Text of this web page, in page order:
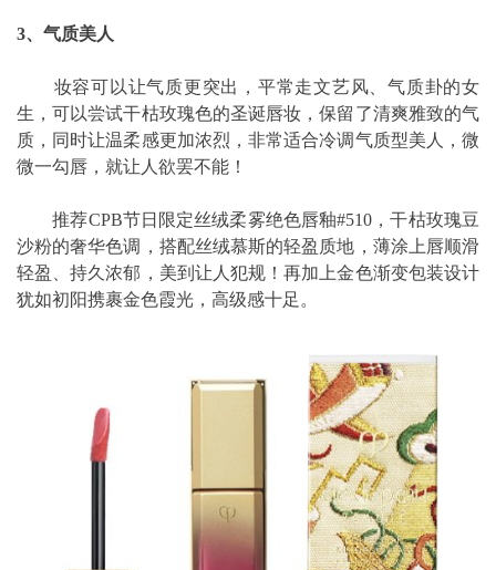
3、气质美人
妆容可以让气质更突出，平常走文艺风、气质卦的女
生，可以尝试干枯玫瑰色的圣诞唇妆，保留了清爽雅致的气
质，同时让温柔感更加浓烈，非常适合冷调气质型美人，微
微一勾唇，就让人欲罢不能！
推荐CPB节日限定丝绒柔雾绝色唇釉#510，干枯玫瑰豆
沙粉的奢华色调，搭配丝绒慕斯的轻盈质地，薄涂上唇顺滑
轻盈、持久浓郁，美到让人犯规！再加上金色渐变包装设计
犹如初阳携裹金色霞光，高级感十足。